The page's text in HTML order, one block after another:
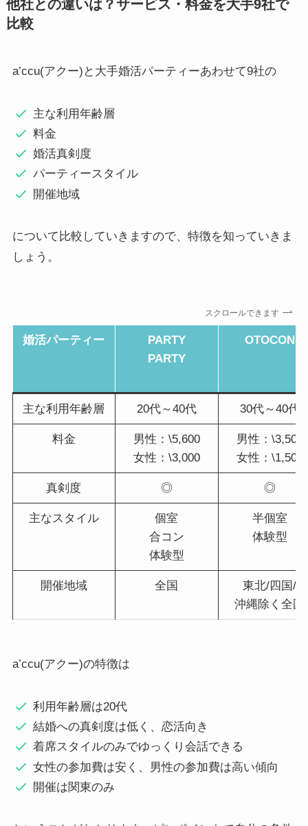
他社との違いは？サービス・料金を大手9社で
比較
a’ccu(アクー)と大手婚活パーティーあわせて9社の
主な利用年齢層
料金
婚活真剣度
パーティースタイル
開催地域
について比較していきますので、特徴を知っていきま
しょう。
スクロールできます
婚活パーティー
PARTY
PARTY
OTOCON
主な利用年齢層 20代～40代 30代～40代
料金
男性：\5,600
女性：\3,000
男性：\3,500
女性：\1,500
真剣度 ◎ ◎
主なスタイル
個室
合コン
体験型
半個室
体験型
開催地域 全国
東北/四国/
沖縄除く全国
a’ccu(アクー)の特徴は
利用年齢層は20代
結婚への真剣度は低く、恋活向き
着席スタイルのみでゆっくり会話できる
女性の参加費は安く、男性の参加費は高い傾向
開催は関東のみ